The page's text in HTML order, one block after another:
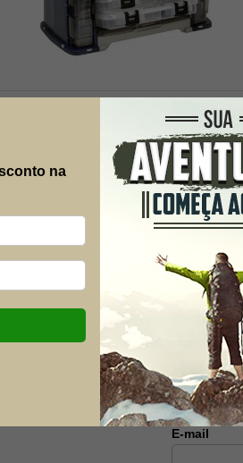
Para Pesca Plano Com 3
+ Compartimentos 728-000
665,91 -45% OFF
Mais
Envie
possível.
E-mail
na